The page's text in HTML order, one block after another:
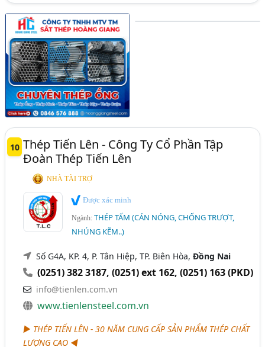
10 Thép Tiến Lên - Công Ty Cổ Phần Tập
Đoàn Thép Tiến Lên
Được xác minh
Ngành:THÉP TẤM (CÁN NÓNG, CHỐNG TRƯỢT,
NHÚNG KẼM..)
Số G4A, KP. 4, P. Tân Hiệp, TP. Biên Hòa,Đồng Nai
(0251) 382 3187,(0251) ext 162,(0251) 163 (PKD)
info@tienlen.com.vn
www.tienlensteel.com.vn
► THÉP TIẾN LÊN - 30 NĂM CUNG CẤP SẢN PHẨM THÉP CHẤT
LƯỢNG CAO ◄